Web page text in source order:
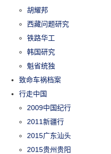
胡耀邦
西藏问题研究
铁路华工
韩国研究
魁省统独
致命车祸档案
行走中国
2009中国纪行
2011新疆行
2015广东汕头
2015贵州贵阳